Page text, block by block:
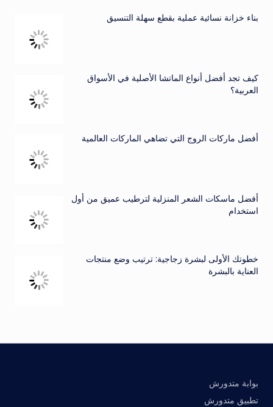
بناء خزانة نسائية عملية بقطع سهلة التنسيق
كيف تجد أفضل أنواع الماتشا الأصلية في الأسواق
العربية؟
أفضل ماركات الروج التي تضاهي الماركات العالمية
أفضل ماسكات الشعر المنزلية لترطيب عميق من أول
استخدام
خطوتك الأولى لبشرة زجاجية: ترتيب وضع منتجات
العناية بالبشرة
بوابة متدورش
تطبيق متدورش